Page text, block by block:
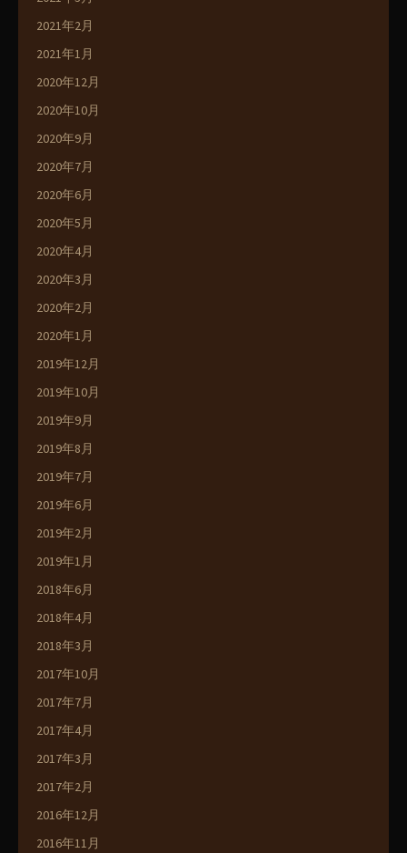
2021年2月
2021年1月
2020年12月
2020年10月
2020年9月
2020年7月
2020年6月
2020年5月
2020年4月
2020年3月
2020年2月
2020年1月
2019年12月
2019年10月
2019年9月
2019年8月
2019年7月
2019年6月
2019年2月
2019年1月
2018年6月
2018年4月
2018年3月
2017年10月
2017年7月
2017年4月
2017年3月
2017年2月
2016年12月
2016年11月